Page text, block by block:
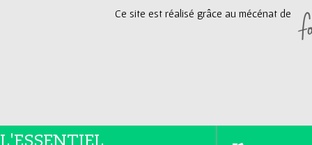
Ce site est réalisé grâce au mécénat de